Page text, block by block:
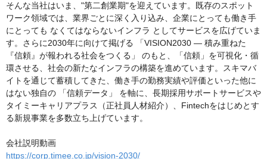
そんな当社はいま、"第二創業期"を迎えています。既存のスポット
ワーク領域では、業界ごとに深く入り込み、企業にとっても働き手
にとっても なくてはならないインフラ としてサービスを広げていま
す。さらに2030年に向けて掲げる 「VISION2030 ― 積み重ねた
『信頼』が報われる社会をつくる」 のもと、「信頼」を可視化・循
環させる、社会の新たなインフラの構築を進めています。スキマバ
イトを通じて蓄積してきた、働き手の勤務実績や評価といった他に
はない独自の 「信頼データ」 を軸に、長期採用サポートサービスや
タイミーキャリアプラス（正社員人材紹介）、Fintechをはじめとす
る新規事業を多数立ち上げています。
会社説明動画
https://corp.timee.co.jp/vision-2030/